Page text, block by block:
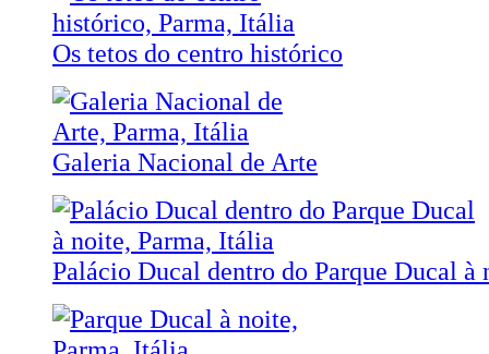
Os tetos do centro histórico
Galeria Nacional de Arte
Palácio Ducal dentro do Parque Ducal à